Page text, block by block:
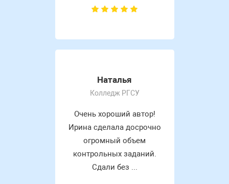
Наталья
Колледж РГСУ
Очень хороший автор!
Ирина сделала досрочно
огромный объем
контрольных заданий.
Сдали без ...